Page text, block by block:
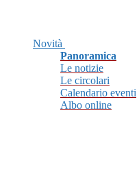
Novità
Panoramica
Le notizie
Le circolari
Calendario eventi
Albo online